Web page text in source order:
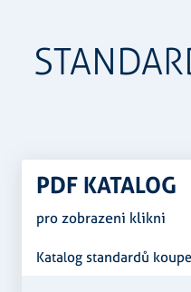
PDF KATALOG
pro zobrazeni klikni
Katalog standardů